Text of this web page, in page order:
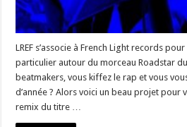
LREF s’associe à French Light records
particulier autour du morceau Roadstar
beatmakers, vous kiffez le rap et vous
d’année ? Alors voici un beau projet pour
remix du titre …